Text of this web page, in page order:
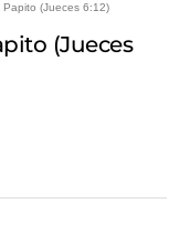
(Jueces 6:12)
(Jueces